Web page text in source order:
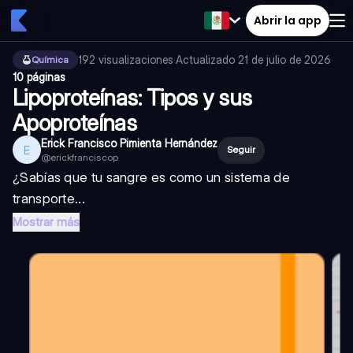
Abrir la app
Química 192 visualizaciones·Actualizado 21 de julio de 2026·
10 páginas
Lipoproteínas: Tipos y sus
Apoproteínas
E Erick Francisco Pimienta Hernández
@erickfranciscop
Seguir
¿Sabías que tu sangre es como un sistema de
transporte...
Mostrar más